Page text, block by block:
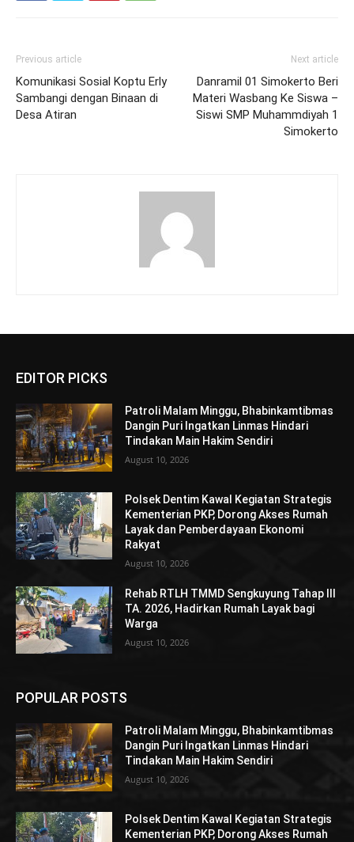
Previous article
Komunikasi Sosial Koptu Erly
Sambangi dengan Binaan di
Desa Atiran
Next article
Danramil 01 Simokerto Beri
Materi Wasbang Ke Siswa –
Siswi SMP Muhammdiyah 1
Simokerto
EDITOR PICKS
Patroli Malam Minggu, Bhabinkamtibmas
Dangin Puri Ingatkan Linmas Hindari
Tindakan Main Hakim Sendiri
August 10, 2026
Polsek Dentim Kawal Kegiatan Strategis
Kementerian PKP, Dorong Akses Rumah
Layak dan Pemberdayaan Ekonomi
Rakyat
August 10, 2026
Rehab RTLH TMMD Sengkuyung Tahap III
TA. 2026, Hadirkan Rumah Layak bagi
Warga
August 10, 2026
POPULAR POSTS
Patroli Malam Minggu, Bhabinkamtibmas
Dangin Puri Ingatkan Linmas Hindari
Tindakan Main Hakim Sendiri
August 10, 2026
Polsek Dentim Kawal Kegiatan Strategis
Kementerian PKP, Dorong Akses Rumah